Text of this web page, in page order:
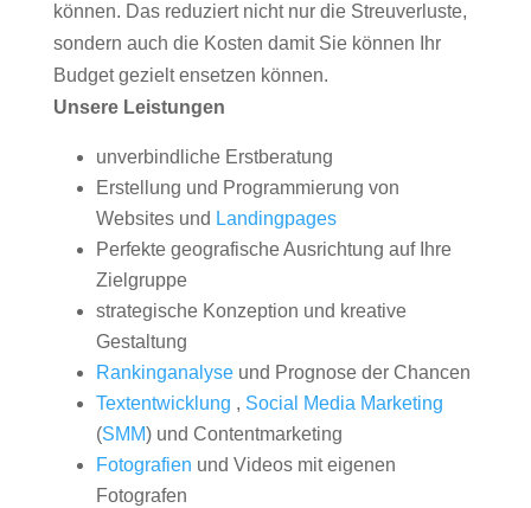
können. Das reduziert nicht nur die Streuverluste,
sondern auch die Kosten damit Sie können Ihr
Budget gezielt ensetzen können.
Unsere Leistungen
unverbindliche Erstberatung
Erstellung und Programmierung von
Websites und Landingpages
Perfekte geografische Ausrichtung auf Ihre
Zielgruppe
strategische Konzeption und kreative
Gestaltung
Rankinganalyseund Prognose der Chancen
Textentwicklung , Social Media Marketing
(SMM) und Contentmarketing
Fotografien und Videos mit eigenen
Fotografen